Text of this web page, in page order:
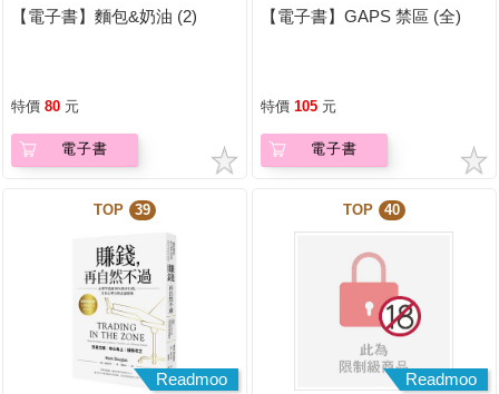
【電子書】麵包&奶油 (2)
特價 80 元
電子書
【電子書】GAPS 禁區 (全)
特價 105 元
電子書
TOP 39
Readmoo
TOP 40
Readmoo